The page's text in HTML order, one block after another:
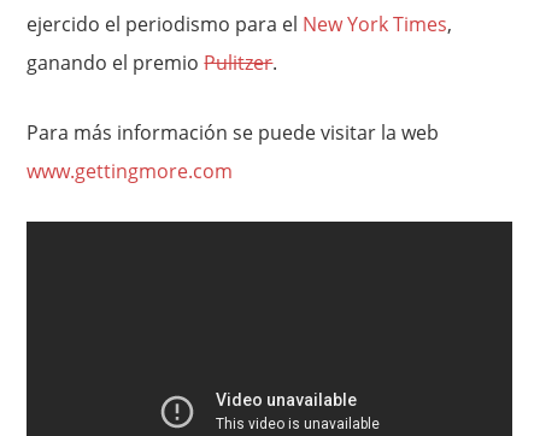
ejercido el periodismo para el New York Times,
ganando el premioPulitzer.
Para más información se puede visitar la web
www.gettingmore.com